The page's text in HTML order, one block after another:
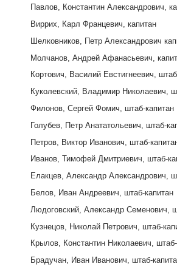
Павлов, Константин Александрович,
Виррих, Карл Францевич, капитан
Шелковников, Петр Александрович
Молчанов, Андрей Афанасьевич,
Кортович, Василий Евстигнеевич,
Куколевский, Владимир Николаевич,
Филонов, Сергей Фомич, штаб-капитан
Голубев, Петр Анататольевич, штаб-
Петров, Виктор Иванович, штаб-
Иванов, Тимофей Дмитриевич, штаб-
Елакцев, Александр Александрович,
Белов, Иван Андреевич, штаб-капитан
Людоговский, Александр Семенович,
Кузнецов, Николай Петрович, штаб-
Крылов, Константин Николаевич,
Брадучан, Иван Иванович, штаб-